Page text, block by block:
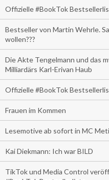
Offizielle #BookTok
Bestseller von Martin Wehrle.
wollen???
Die Akte Tengelmann und das
Milliardärs Karl-Erivan Haub
Offizielle #BookTok
Frauen im Kommen
Lesemotive ab sofort in MC
Kai Diekmann: Ich war BILD
TikTok und Media Control